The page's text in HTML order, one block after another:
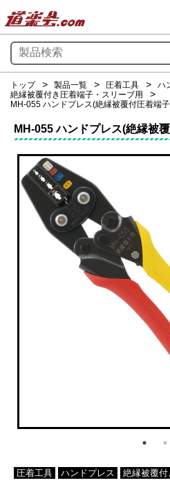
トップ 製品一覧 圧着工具
ハ
絶縁被覆付き圧着端子・スリーブ用
MH-055 ハンドプレス(絶縁被覆付圧着端
MH-055 ハンドプレス(絶縁被
圧着工具 ハンドプレス 絶縁被覆付